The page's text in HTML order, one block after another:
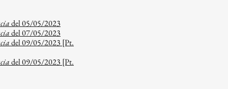
del 05/05/2023
del 07/05/2023
del 09/05/2023 [Pt.
del 09/05/2023 [Pt.